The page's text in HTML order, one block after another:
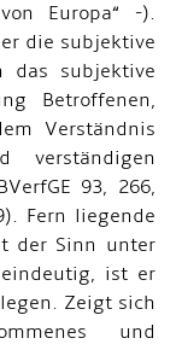
Europa“ -).
die subjektive
das subjektive
Betroffenen,
Verständnis
verständigen
93, 266,
Fern liegende
der Sinn unter
ist er
Zeigt sich
und